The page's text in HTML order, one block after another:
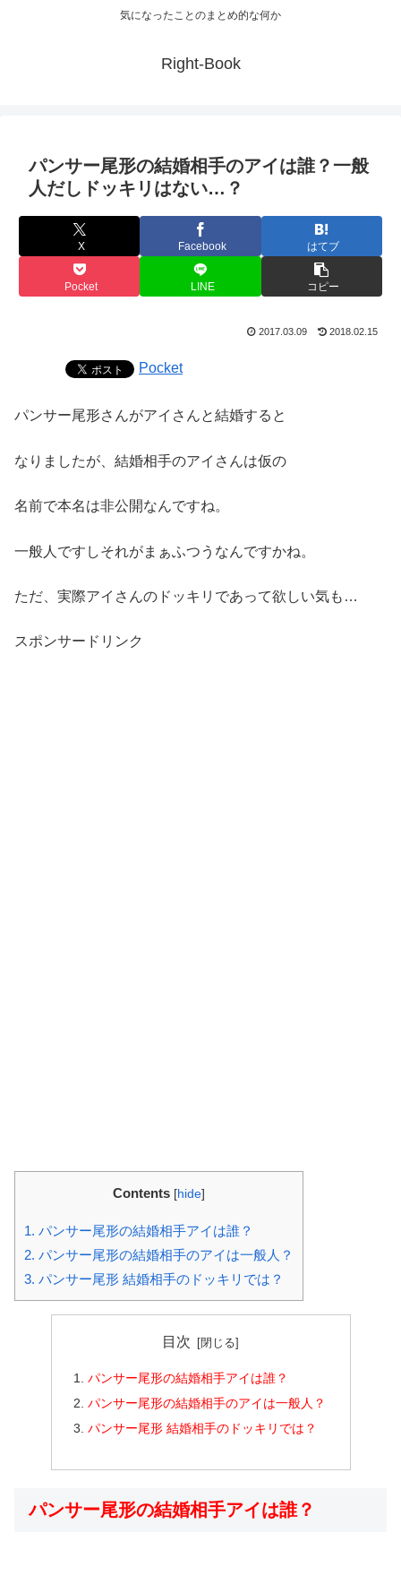
気になったことのまとめ的な何か
Right-Book
パンサー尾形の結婚相手のアイは誰？一般
人だしドッキリはない…？
X Facebook はてブ
Pocket LINE コピー
2017.03.09 2018.02.15
Pocket
パンサー尾形さんがアイさんと結婚すると
なりましたが、結婚相手のアイさんは仮の
名前で本名は非公開なんですね。
一般人ですしそれがまぁふつうなんですかね。
ただ、実際アイさんのドッキリであって欲しい気も…
スポンサードリンク
Contents [hide]
1. パンサー尾形の結婚相手アイは誰？
2. パンサー尾形の結婚相手のアイは一般人？
3. パンサー尾形 結婚相手のドッキリでは？
目次
パンサー尾形の結婚相手アイは誰？
パンサー尾形の結婚相手のアイは一般人？
パンサー尾形 結婚相手のドッキリでは？
パンサー尾形の結婚相手アイは誰？